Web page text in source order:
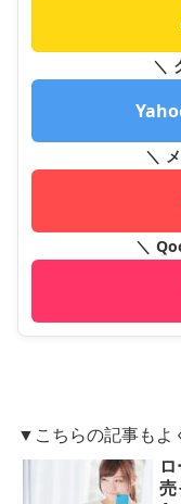
＼
＼
＼
▼こちらの記事もよ
売